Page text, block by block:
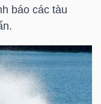
báo các tàu